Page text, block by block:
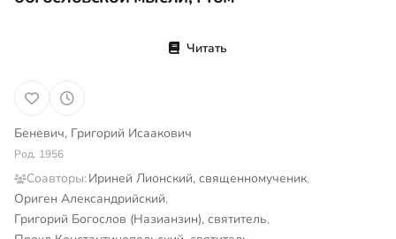
Читать
Беневич, Григорий Исаакович
Род. 1956
Соавторы:Ириней Лионский, священномученик,
Ориген Александрийский,
Григорий Богослов (Назианзин), святитель,